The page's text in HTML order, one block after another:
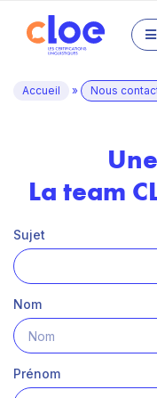
Accueil » Nous
La team
Sujet
Nom
Prénom